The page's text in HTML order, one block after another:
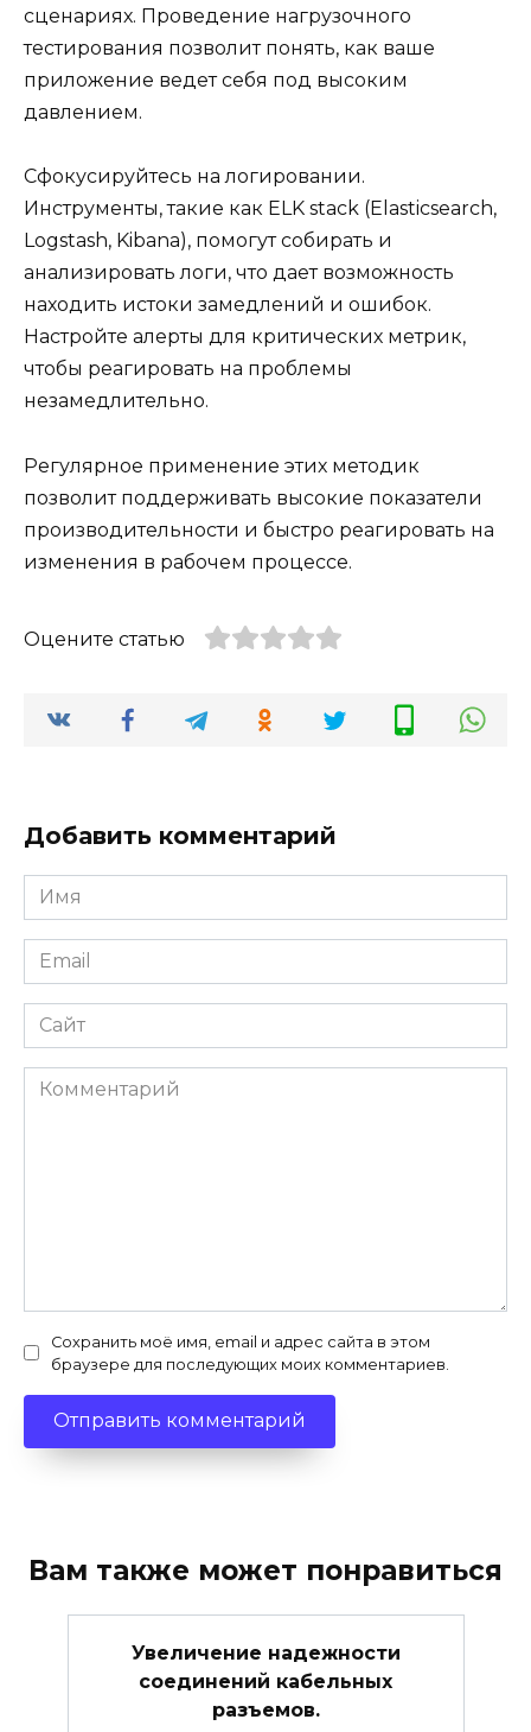
сценариях. Проведение нагрузочного
тестирования позволит понять, как ваше
приложение ведет себя под высоким
давлением.
Сфокусируйтесь на логировании.
Инструменты, такие как ELK stack (Elasticsearch,
Logstash, Kibana), помогут собирать и
анализировать логи, что дает возможность
находить истоки замедлений и ошибок.
Настройте алерты для критических метрик,
чтобы реагировать на проблемы
незамедлительно.
Регулярное применение этих методик
позволит поддерживать высокие показатели
производительности и быстро реагировать на
изменения в рабочем процессе.
Оцените статью
Добавить комментарий
Имя
*
Email
*
Сайт
Комментарий
Сохранить моё имя, email и адрес сайта в этом
браузере для последующих моих комментариев.
Вам также может понравиться
Увеличение надежности
соединений кабельных
разъемов.